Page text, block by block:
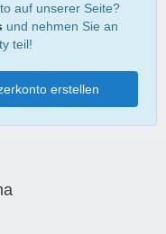
auf unserer Seite?
und nehmen Sie an
teil!
erstellen